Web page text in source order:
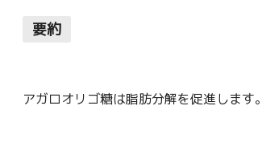
要約
アガロオリゴ糖は脂肪分解を促進します。